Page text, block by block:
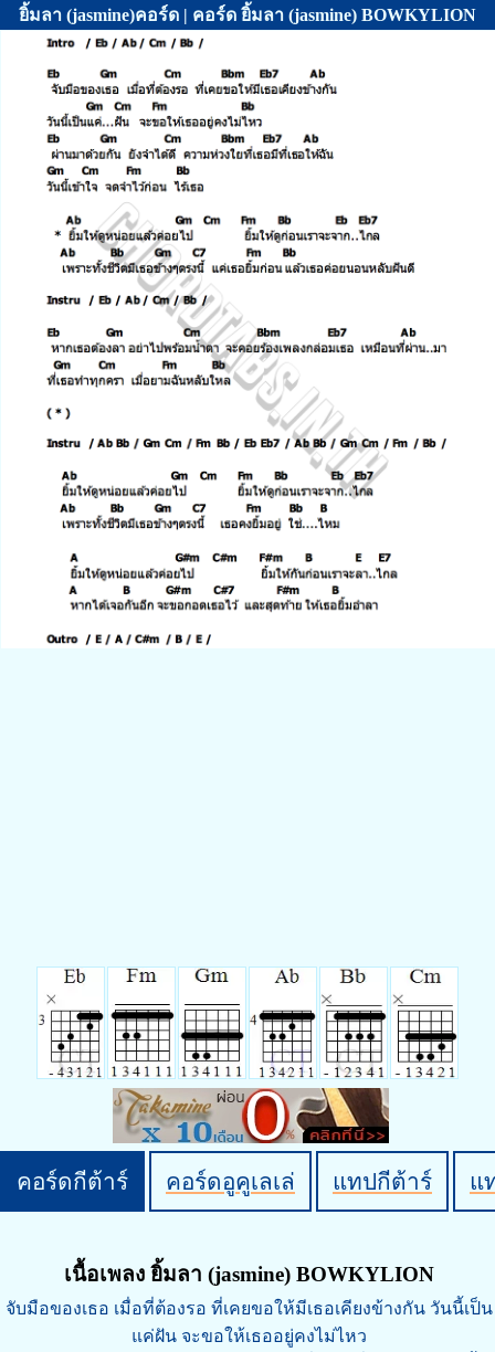
ยิ้มลา (jasmine)คอร์ด | คอร์ด ยิ้มลา (jasmine) BOWKYLION
คอร์ดกีต้าร์ คอร์ดอูคูเลเล่ แทปกีต้าร์ แ
เนื้อเพลง ยิ้มลา (jasmine) BOWKYLION
จับมือของเธอ เมื่อที่ต้องรอ ที่เคยขอให้มีเธอเคียงข้างกัน วันนี้เป็น
แค่ฝัน จะขอให้เธออยู่คงไม่ไหว